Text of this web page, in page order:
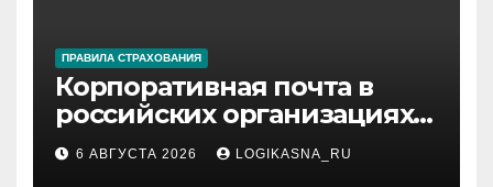
ПРАВИЛА СТРАХОВАНИЯ
Корпоративная почта в
российских организациях:
инфраструктура,
протоколы и безопасность
6 АВГУСТА 2026 LOGIKASNA_RU